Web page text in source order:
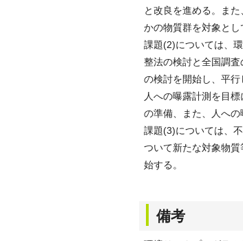
と改良を進める。ま
かの物質群を対象とし
課題(2)については、
整法の検討と全国調
の検討を開始し、平行
人への曝露計測を目
の準備、また、人への
課題(3)については、
ついて新たな対象物
始する。
備考